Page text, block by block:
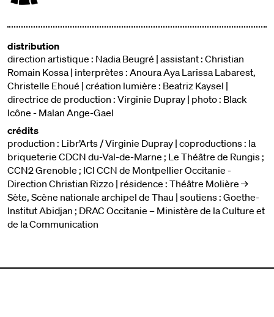
distribution
direction artistique : Nadia Beugré | assistant : Christian
Romain Kossa | interprètes : Anoura Aya Larissa Labarest,
Christelle Ehoué | création lumière : Beatriz Kaysel |
directrice de production : Virginie Dupray | photo : Black
Icône - Malan Ange-Gael
crédits
production : Libr’Arts / Virginie Dupray | coproductions : la
briqueterie CDCN du-Val-de-Marne ; Le Théâtre de Rungis ;
CCN2 Grenoble ; ICI CCN de Montpellier Occitanie -
Direction Christian Rizzo | résidence : Théâtre Molière →
Sète, Scène nationale archipel de Thau | soutiens : Goethe-
Institut Abidjan ; DRAC Occitanie – Ministère de la Culture et
de la Communication